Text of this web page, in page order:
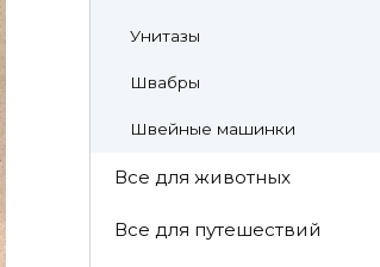
Унитазы
Швабры
Швейные машинки
Все для животных
Все для путешествий